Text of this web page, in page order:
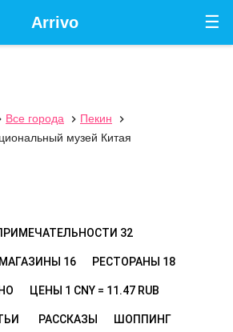
☰
Arrivo
Все города  Пекин

музей Китая
32
МАГАЗИНЫ 16 РЕСТОРАНЫ 18
ЦЕНЫ 1 CNY = 11.47 RUB
РАССКАЗЫ ШОППИНГ